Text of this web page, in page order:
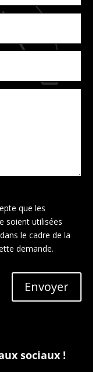
que les
soient utilisées
le cadre de la
demande.
Envoyer
sociaux !